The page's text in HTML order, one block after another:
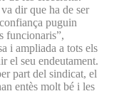
dir que ha de ser
puguin
funcionaris”,
i ampliada a tots els
el seu endeutament.
part del sindicat, el
entès molt bé i les